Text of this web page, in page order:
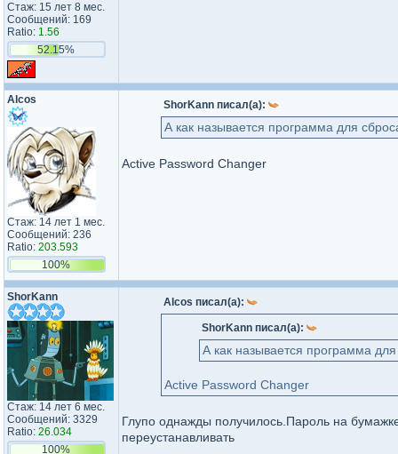
Стаж: 15 лет 8 мес.
Сообщений: 169
Ratio: 1.56
52.15%
Alcos
Стаж: 14 лет 1 мес.
Сообщений: 236
Ratio: 203.593
100%
ShorKann писал(а):
А как называется программа для
Active Password Changer
ShorKann
Стаж: 14 лет 6 мес.
Сообщений: 3329
Ratio: 26.034
100%
Alcos писал(а):
ShorKann писал(а):
А как называется программа
Active Password Changer
Глупо однажды получилось.Пароль на
переустанавливать